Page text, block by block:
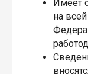
Имеет
на